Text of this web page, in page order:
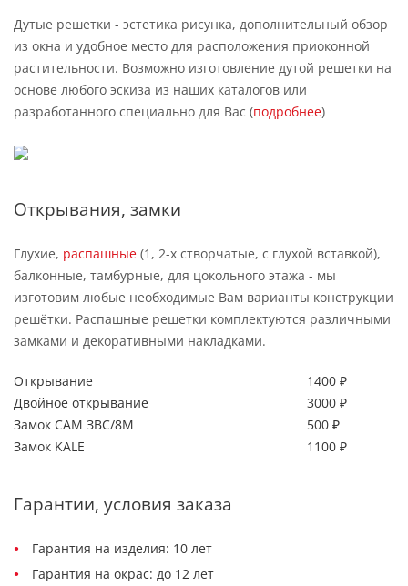
Дутые решетки - эстетика рисунка, дополнительный обзор
из окна и удобное место для расположения приоконной
растительности. Возможно изготовление дутой решетки на
основе любого эскиза из наших каталогов или
разработанного специально для Вас (подробнее)
Открывания, замки
Глухие, распашные (1, 2-х створчатые, с глухой вставкой),
балконные, тамбурные, для цокольного этажа - мы
изготовим любые необходимые Вам варианты конструкции
решётки. Распашные решетки комплектуются различными
замками и декоративными накладками.
Открывание
1400 ₽
Двойное открывание
3000 ₽
Замок САМ ЗВС/8М
500 ₽
Замок KALE
1100 ₽
Гарантии, условия заказа
Гарантия на изделия: 10 лет
Гарантия на окрас: до 12 лет